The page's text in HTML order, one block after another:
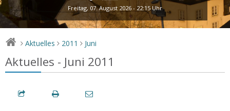
Freitag, 07. August 2026 - 22:15 Uhr
> Aktuelles > 2011 > Juni
Aktuelles - Juni 2011